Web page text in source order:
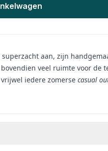
aan, zijn
veel ruimte voor
iedere zomerse casual